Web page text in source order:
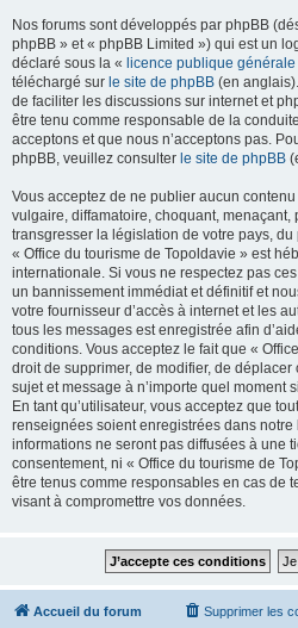
Nos forums sont développés par phpBB
phpBB » et « phpBB Limited ») qui est un
déclaré sous la « licence publique
téléchargé sur le site de phpBB (en
de faciliter les discussions sur internet et
être tenu comme responsable de la
acceptons et que nous n’acceptons pas.
phpBB, veuillez consulter le site de phpBB
Vous acceptez de ne publier aucun
vulgaire, diffamatoire, choquant,
transgresser la législation de votre pays,
« Office du tourisme de Topoldavie » est
internationale. Si vous ne respectez pas
un bannissement immédiat et définitif et
votre fournisseur d’accès à internet et les
tous les messages est enregistrée afin
conditions. Vous acceptez le fait que «
droit de supprimer, de modifier, de déplacer
sujet et message à n’importe quel moment
En tant qu’utilisateur, vous acceptez que
renseignées soient enregistrées dans
informations ne seront pas diffusées à une
consentement, ni « Office du tourisme de
être tenus comme responsables en cas de
visant à compromettre vos données.
Accueil du forum Supprimer les